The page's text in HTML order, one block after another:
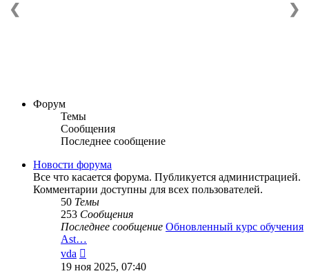
❮ ❯
Форум
Темы
Сообщения
Последнее сообщение
Новости форума
Все что касается форума. Публикуется администрацией.
Комментарии доступны для всех пользователей.
50 Темы
253 Сообщения
Последнее сообщение Обновленный курс обучения
Ast…
vda
к
последнему
19 ноя 2025, 07:40